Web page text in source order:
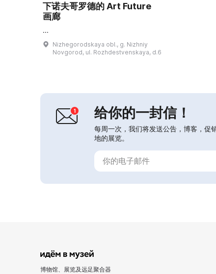
下诺夫哥罗德的 Art Future
画廊
...
Nizhegorodskaya obl., g. Nizhniy
Novgorod, ul. Rozhdestvenskaya, d.6
给你的一封信！
每周一次，我们将发送公告，博客，促
地的展览。
博物馆、展览及远足聚合器